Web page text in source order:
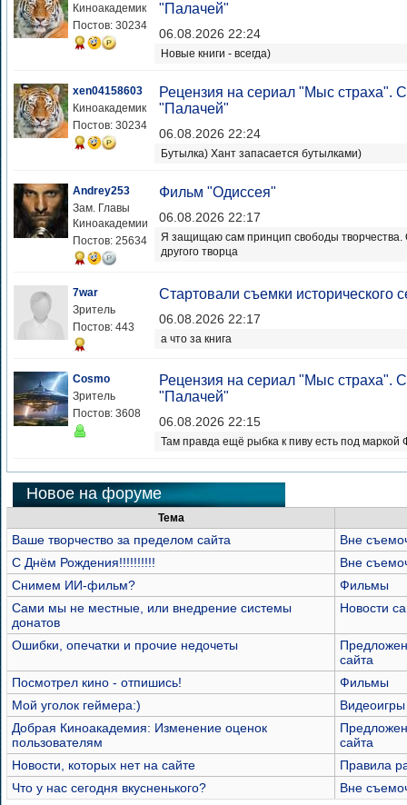
Киноакадемик
Постов: 30234
"Палачей"
06.08.2026 22:24
Новые книги - всегда)
xen04158603
Киноакадемик
Постов: 30234
Рецензия на сериал "Мыс страха".
"Палачей"
06.08.2026 22:24
Бутылка) Хант запасается бутылками)
Andrey253
Зам. Главы
Киноакадемии
Постов: 25634
Фильм "Одиссея"
06.08.2026 22:17
Я защищаю сам принцип свободы
другого творца
7war
Зритель
Постов: 443
Стартовали съемки исторического
06.08.2026 22:17
а что за книга
Cosmo
Зритель
Постов: 3608
Рецензия на сериал "Мыс страха".
"Палачей"
06.08.2026 22:15
Там правда ещё рыбка к пиву есть под маркой
Новое на форуме
Тема
Ваше творчество за пределом сайта
Вне
С Днём Рождения!!!!!!!!!!
Вне
Снимем ИИ-фильм?
Фильмы
Сами мы не местные, или внедрение системы
донатов
Новости
Ошибки, опечатки и прочие недочеты
сайта
Посмотрел кино - отпишись!
Фильмы
Мой уголок геймера:)
Видеоигры
Добрая Киноакадемия: Изменение оценок
пользователям
сайта
Новости, которых нет на сайте
Правила
Что у нас сегодня вкусненького?
Вне